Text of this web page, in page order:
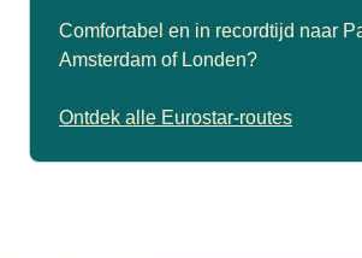
Comfortabel en in recordtijd naar
Amsterdam of Londen?
Ontdek alle Eurostar-routes